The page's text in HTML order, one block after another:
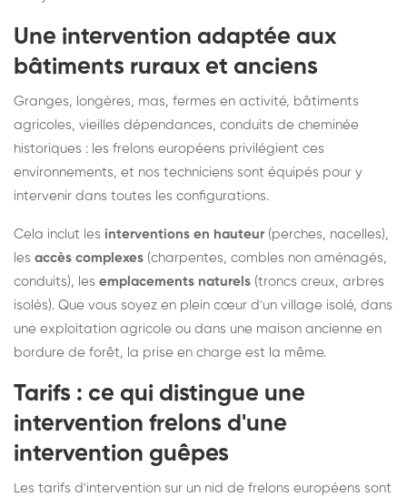
Une intervention adaptée aux
bâtiments ruraux et anciens
Granges, longères, mas, fermes en activité, bâtiments
agricoles, vieilles dépendances, conduits de cheminée
historiques : les frelons européens privilégient ces
environnements, et nos techniciens sont équipés pour y
intervenir dans toutes les configurations.
Cela inclut les interventions en hauteur (perches, nacelles),
les accès complexes (charpentes, combles non aménagés,
conduits), les emplacements naturels (troncs creux, arbres
isolés). Que vous soyez en plein cœur d'un village isolé, dans
une exploitation agricole ou dans une maison ancienne en
bordure de forêt, la prise en charge est la même.
Tarifs : ce qui distingue une
intervention frelons d'une
intervention guêpes
Les tarifs d'intervention sur un nid de frelons européens sont